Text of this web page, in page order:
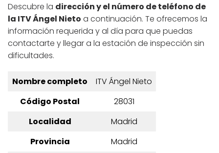
Descubre la dirección y el número de teléfono de
la ITV Ángel Nieto a continuación. Te ofrecemos la
información requerida y al día para que puedas
contactarte y llegar a la estación de inspección sin
dificultades.
Nombre completo
ITV Ángel Nieto
Código Postal
28031
Localidad
Madrid
Provincia
Madrid